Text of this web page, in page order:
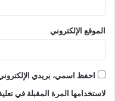
الموقع الإلكتروني
احفظ اسمي، بريدي
لاستخدامها المرة المقبلة في